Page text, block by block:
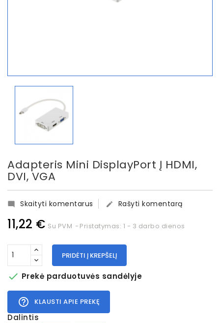
Adapteris Mini DisplayPort Į HDMI,
DVI, VGA
 Skaityti komentarus  Rašyti komentarą
11,22 € Su PVM Pristatymas: 1 - 3 darbo dienos
PRIDĖTI Į KREPŠELĮ
 Prekė parduotuvės sandėlyje
help_outline KLAUSTI APIE PREKĘ
Dalintis